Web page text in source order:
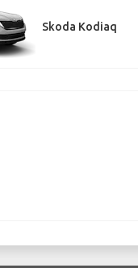
Skoda Kodiaq